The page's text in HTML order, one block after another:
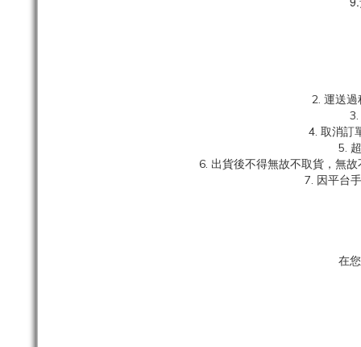
2. 運送過
4. 取消訂
5.
6. 出貨後不得無故不取貨，無
7. 因平台
在